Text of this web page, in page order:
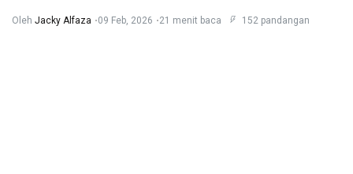
Oleh Jacky Alfaza 09 Feb, 2026 21 menit baca 152 pandangan